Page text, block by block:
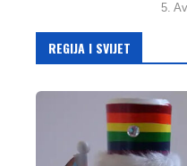
5.
REGIJA I SVIJET